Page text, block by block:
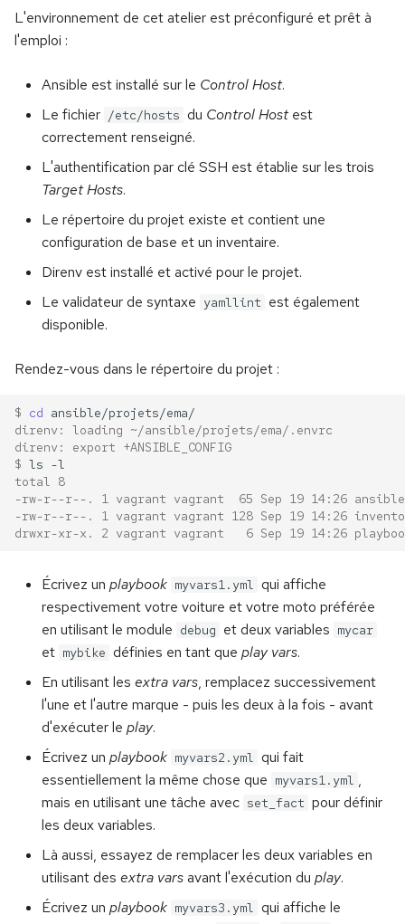
L'environnement de cet atelier est préconfiguré et prêt à
l'emploi :
Ansible est installé sur le Control Host.
Le fichier /etc/hosts du Control Hostest
correctement renseigné.
L'authentification par clé SSH est établie sur les trois
Target Hosts.
Le répertoire du projet existe et contient une
configuration de base et un inventaire.
Direnv est installé et activé pour le projet.
Le validateur de syntaxe yamllint est également
disponible.
Rendez-vous dans le répertoire du projet :
$ cd
direnv: loading ~/ansible/projets/ema/.envrc
direnv: export +ANSIBLE_CONFIG
$ ls
total 8
-rw-r--r--. 1 vagrant vagrant  65 Sep 19 14:26
-rw-r--r--. 1 vagrant vagrant 128 Sep 19 14:26
drwxr-xr-x. 2 vagrant vagrant   6 Sep 19 14:26
Écrivez un playbook myvars1.yml qui affiche
respectivement votre voiture et votre moto préférée
en utilisant le module debug et deux variables mycar
et mybike définies en tant que play vars.
En utilisant les extra vars, remplacez successivement
l'une et l'autre marque - puis les deux à la fois - avant
d'exécuter le play.
Écrivez un playbook myvars2.yml qui fait
essentiellement la même chose que myvars1.yml ,
mais en utilisant une tâche avec set_fact pour définir
les deux variables.
Là aussi, essayez de remplacer les deux variables en
utilisant des extra varsavant l'exécution du play.
Écrivez un playbook myvars3.yml qui affiche le